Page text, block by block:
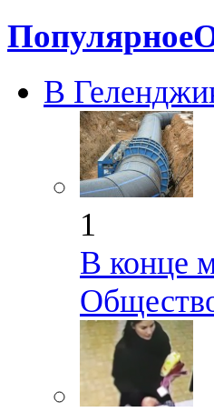
Популярное
В
1
В конце